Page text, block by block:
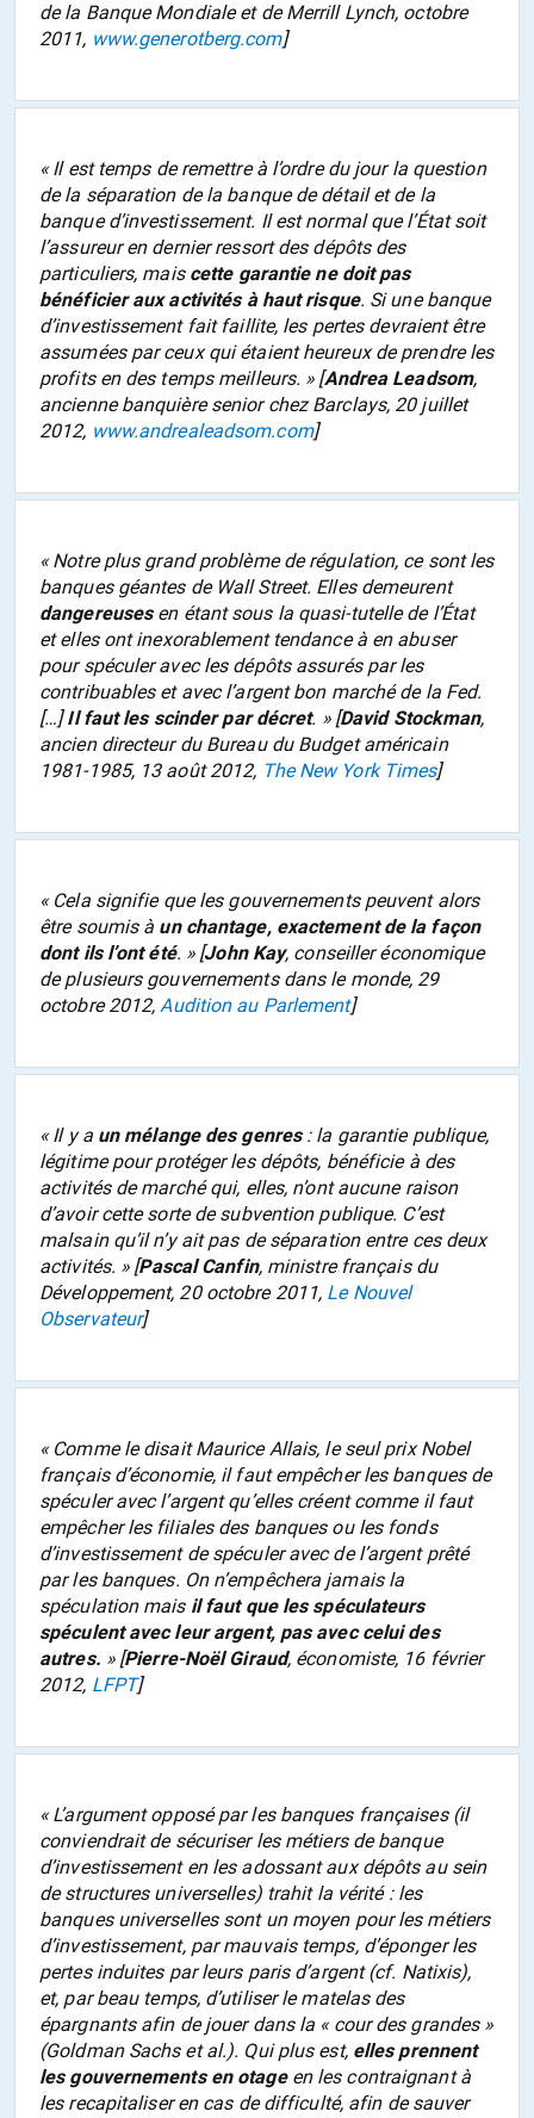
de la Banque Mondiale et de Merrill Lynch, octobre
2011, www.generotberg.com]
«Il est temps de remettre à l’ordre du jour la question
de la séparation de la banque de détail et de la
banque d’investissement. Il est normal que l’État soit
l’assureur en dernier ressort des dépôts des
particuliers, mais cette garantie ne doit pas
bénéficier aux activités à haut risque. Si une banque
d’investissement fait faillite, les pertes devraient être
assumées par ceux qui étaient heureux de prendre les
profits en des temps meilleurs. » [Andrea Leadsom,
ancienne banquière senior chez Barclays, 20 juillet
2012, www.andrealeadsom.com]
«Notre plus grand problème de régulation, ce sont les
banques géantes de Wall Street. Elles demeurent
dangereusesen étant sous la quasi-tutelle de l’État
et elles ont inexorablement tendance à en abuser
pour spéculer avec les dépôts assurés par les
contribuables et avec l’argent bon marché de la Fed.
[…]Il faut les scinder par décret. » [David Stockman,
ancien directeur du Bureau du Budget américain
1981-1985, 13 août 2012, The New York Times]
« Cela signifie que les gouvernements peuvent alors
être soumis à un chantage, exactement de la façon
dont ils l’ont été. » [John Kay, conseiller économique
de plusieurs gouvernements dans le monde, 29
octobre 2012,Audition au Parlement]
«Il y a un mélange des genres: la garantie publique,
légitime pour protéger les dépôts, bénéficie à des
activités de marché qui, elles, n’ont aucune raison
d’avoir cette sorte de subvention publique. C’est
malsain qu’il n’y ait pas de séparation entre ces deux
activités. » [Pascal Canfin, ministre français du
Développement, 20 octobre 2011, Le Nouvel
Observateur]
« Comme le disait Maurice Allais, le seul prix Nobel
français d’économie, il faut empêcher les banques de
spéculer avec l’argent qu’elles créent comme il faut
empêcher les filiales des banques ou les fonds
d’investissement de spéculer avec de l’argent prêté
par les banques. On n’empêchera jamais la
spéculation mais il faut que les spéculateurs
spéculent avec leur argent, pas avec celui des
autres. » [Pierre-Noël Giraud, économiste, 16 février
2012, LFPT]
«L’argument opposé par les banques françaises (il
conviendrait de sécuriser les métiers de banque
d’investissement en les adossant aux dépôts au sein
de structures universelles) trahit la vérité : les
banques universelles sont un moyen pour les métiers
d’investissement, par mauvais temps, d’éponger les
pertes induites par leurs paris d’argent (cf. Natixis),
et, par beau temps, d’utiliser le matelas des
épargnants afin de jouer dans la « cour des grandes »
(Goldman Sachs et al.). Qui plus est, elles prennent
les gouvernements en otageen les contraignant à
les recapitaliser en cas de difficulté, afin de sauver